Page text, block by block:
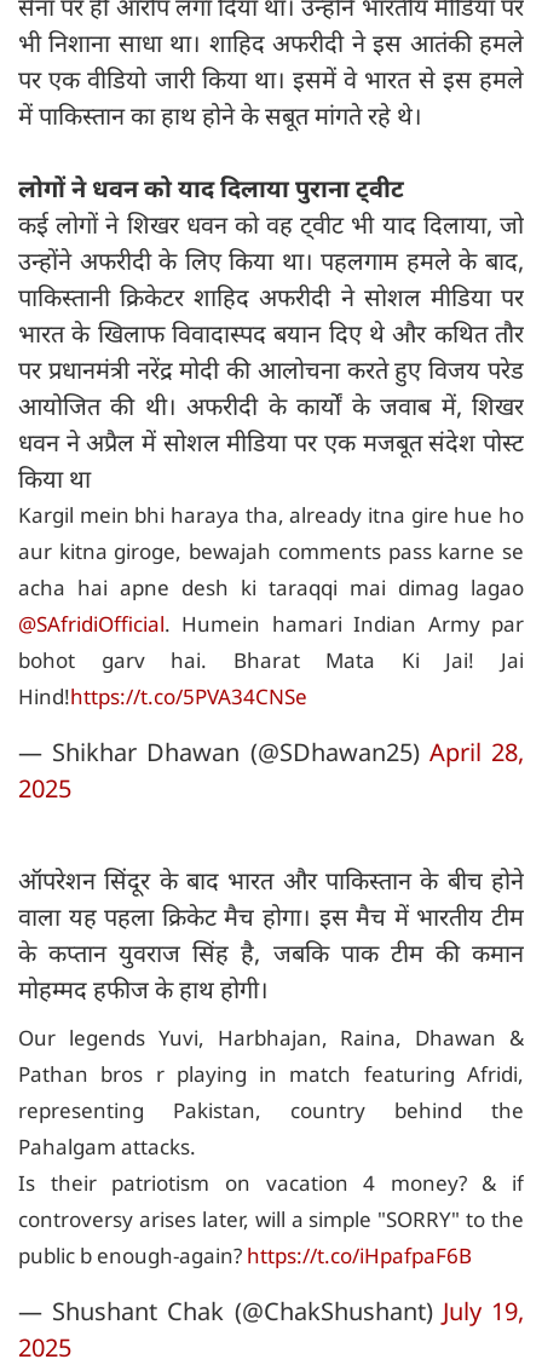
भी निशाना साधा था। शाहिद अफरीदी ने इस आतंकी हमले
पर एक वीडियो जारी किया था। इसमें वे भारत से इस हमले
में पाकिस्तान का हाथ होने के सबूत मांगते रहे थे।
लोगों ने धवन को याद दिलाया पुराना ट्‍वीट
कई लोगों ने शिखर धवन को वह ट्‍वीट भी याद दिलाया, जो
उन्होंने अफरीदी के लिए किया था। पहलगाम हमले के बाद,
पाकिस्तानी क्रिकेटर शाहिद अफरीदी ने सोशल मीडिया पर
भारत के खिलाफ विवादास्पद बयान दिए थे और कथित तौर
पर प्रधानमंत्री नरेंद्र मोदी की आलोचना करते हुए विजय परेड
आयोजित की थी। अफरीदी के कार्यों के जवाब में, शिखर
धवन ने अप्रैल में सोशल मीडिया पर एक मजबूत संदेश पोस्ट
किया था
Kargil mein bhi haraya tha, already itna gire hue ho
aur kitna giroge, bewajah comments pass karne se
acha hai apne desh ki taraqqi mai dimag lagao
@SAfridiOfficial. Humein hamari Indian Army par
bohot garv hai. Bharat Mata Ki Jai! Jai
Hind!https://t.co/5PVA34CNSe
— Shikhar Dhawan (@SDhawan25) April 28,
2025
ऑपरेशन सिंदूर के बाद भारत और पाकिस्तान के बीच होने
वाला यह पहला क्रिकेट मैच होगा। इस मैच में भारतीय टीम
के कप्तान युवराज सिंह है, जबकि पाक टीम की कमान
मोहम्मद हफीज के हाथ होगी।
Our legends Yuvi, Harbhajan, Raina, Dhawan &
Pathan bros r playing in match featuring Afridi,
representing Pakistan, country behind the
Pahalgam attacks.
Is their patriotism on vacation 4 money? & if
controversy arises later, will a simple "SORRY" to the
public b enough-again? https://t.co/iHpafpaF6B
— Shushant Chak (@ChakShushant) July 19,
2025